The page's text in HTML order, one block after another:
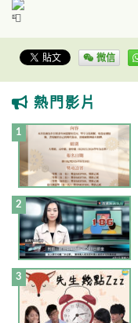
微信
熱門影片